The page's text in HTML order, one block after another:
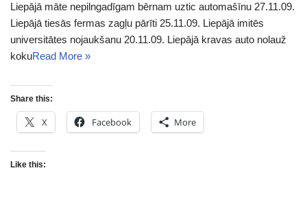
Liepājā māte nepilngadīgam bērnam uztic automašīnu 27.11.09.
Liepājā tiesās fermas zagļu pārīti 25.11.09. Liepājā imitēs
universitātes nojaukšanu 20.11.09. Liepājā kravas auto nolauž
kokuRead More »
Share this:
X Facebook More
Like this: